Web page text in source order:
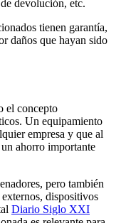
devolución, etc.
tienen garantía,
daños que hayan sido
el concepto
Un equipamiento
empresa y que al
ahorro importante
pero también
dispositivos
Diario Siglo XXI